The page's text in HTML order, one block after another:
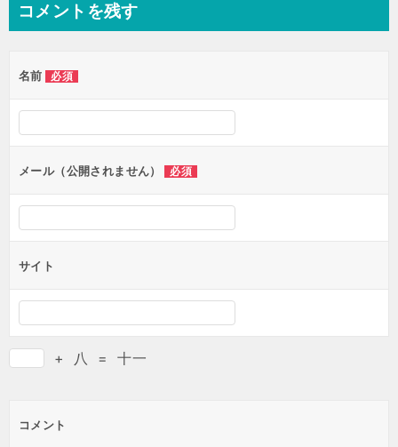
ビ
ー
シ
ョ
ン
コメントを残す
名前 必須
メール（公開されません） 必須
サイト
+ 八 = 十一
コメント